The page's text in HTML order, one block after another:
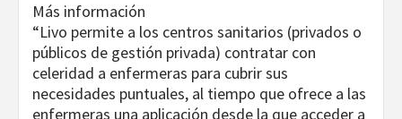
Más información
“Livo permite a los centros sanitarios (privados o
públicos de gestión privada) contratar con
celeridad a enfermeras para cubrir sus
necesidades puntuales, al tiempo que ofrece a las
enfermeras una aplicación desde la que acceder a